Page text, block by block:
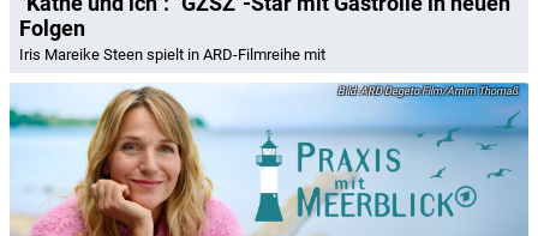
Folgen
Iris Mareike Steen spielt in ARD-Filmreihe mit
ARD Degeto Film/Arnim Thomaß